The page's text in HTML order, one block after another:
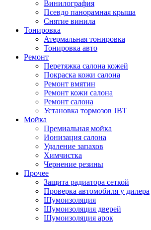
Винилография
Псевдо панорамная крыша
Снятие винила
Тонировка
Атермальная тонировка
Тонировка авто
Ремонт
Перетяжка салона кожей
Покраска кожи салона
Ремонт вмятин
Ремонт кожи салона
Ремонт салона
Установка тормозов JBT
Мойка
Премиальная мойка
Ионизация салона
Удаление запахов
Химчистка
Чернение резины
Прочее
Защита радиатора сеткой
Проверка автомобиля у дилера
Шумоизоляция
Шумоизоляция дверей
Шумоизоляция арок